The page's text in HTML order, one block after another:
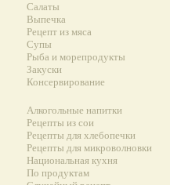
Салаты
Выпечка
Рецепт из мяса
Супы
Рыба и морепродукты
Закуски
Консервирование
Алкогольные напитки
Рецепты из сои
Рецепты для хлебопечки
Рецепты для микроволновки
Национальная кухня
По продуктам